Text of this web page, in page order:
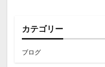
カテゴリー
ブログ